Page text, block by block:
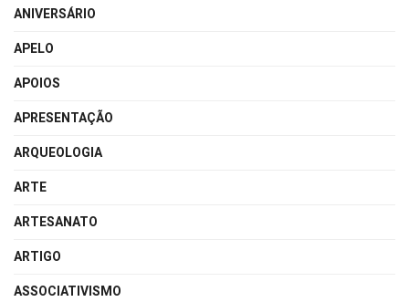
ANIVERSÁRIO
APELO
APOIOS
APRESENTAÇÃO
ARQUEOLOGIA
ARTE
ARTESANATO
ARTIGO
ASSOCIATIVISMO